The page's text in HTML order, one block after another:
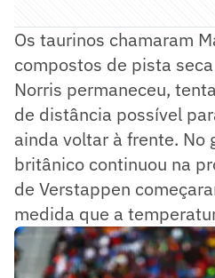
Os taurinos chamaram
compostos de pista
Norris permaneceu,
de distância possível
ainda voltar à frente. No
britânico continuou na
de Verstappen
medida que a